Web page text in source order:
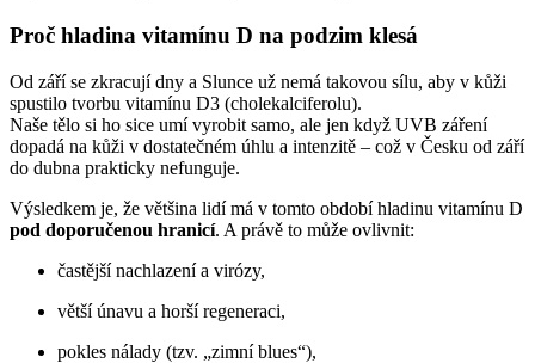
Proč hladina vitamínu D na podzim klesá
Od září se zkracují dny a Slunce už nemá takovou sílu, aby v kůži
spustilo tvorbu vitamínu D3 (cholekalciferolu).
Naše tělo si ho sice umí vyrobit samo, ale jen když UVB záření
dopadá na kůži v dostatečném úhlu a intenzitě – což v Česku od září
do dubna prakticky nefunguje.
Výsledkem je, že většina lidí má v tomto období hladinu vitamínu D
pod doporučenou hranicí. A právě to může ovlivnit:
častější nachlazení a virózy,
větší únavu a horší regeneraci,
pokles nálady (tzv. „zimní blues“),